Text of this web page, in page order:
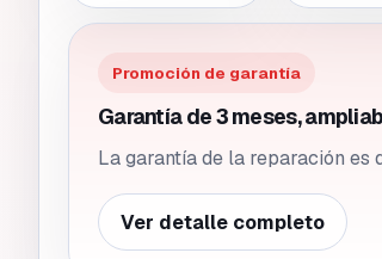
Promoción de garantía
Garantía de 3 meses,
La garantía de la reparación es
Ver detalle completo